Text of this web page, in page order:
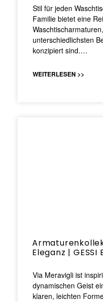
Stil für jeden
Familie bietet eine
unterschiedlichsten
konzipiert sind.…
WEITERLESEN >>
Eleganz | GESSI
Via Meravigli ist
dynamischen Geist
klaren, leichten